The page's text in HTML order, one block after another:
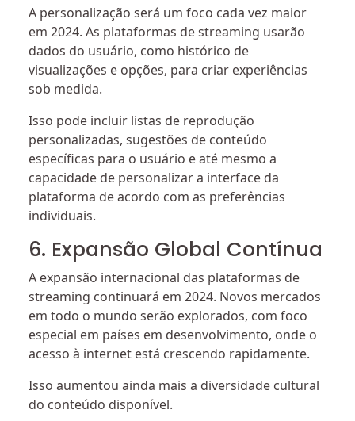
A personalização será um foco cada vez maior
em 2024. As plataformas de streaming usarão
dados do usuário, como histórico de
visualizações e opções, para criar experiências
sob medida.
Isso pode incluir listas de reprodução
personalizadas, sugestões de conteúdo
específicas para o usuário e até mesmo a
capacidade de personalizar a interface da
plataforma de acordo com as preferências
individuais.
6. Expansão Global Contínua
A expansão internacional das plataformas de
streaming continuará em 2024. Novos mercados
em todo o mundo serão explorados, com foco
especial em países em desenvolvimento, onde o
acesso à internet está crescendo rapidamente.
Isso aumentou ainda mais a diversidade cultural
do conteúdo disponível.